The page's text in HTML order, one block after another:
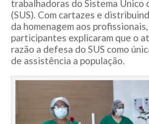
trabalhadoras do Sistema Único
(SUS). Com cartazes e
da homenagem aos
participantes explicaram que o
razão a defesa do SUS como
de assistência a população.